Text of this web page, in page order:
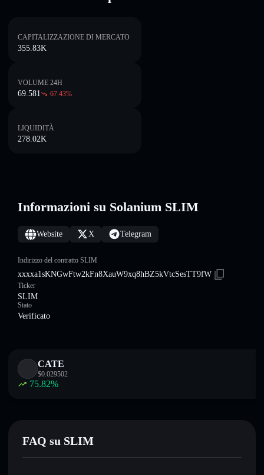
CAPITALIZZAZIONE DI MERCATO
355.83K
VOLUME 24H
69.581 67.43%
LIQUIDITÀ
278.02K
Informazioni su Solanium SLIM
Website X Telegram
Indirizzo del contratto SLIM
xxxxa1sKNGwFtw2kFn8XauW9xq8hBZ5kVtcSesTT9fW
Ticker
SLIM
Stato
Verificato
CATE
$0.029502
75.82%
FAQ su SLIM